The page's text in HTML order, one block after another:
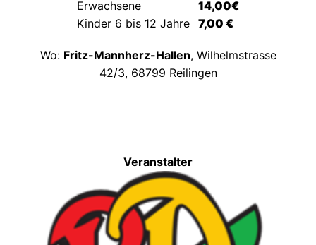
Erwachsene
14,00€
Kinder 6 bis 12 Jahre 7,00 €
Wo: Fritz-Mannherz-Hallen, Wilhelmstrasse
42/3, 68799 Reilingen
Veranstalter